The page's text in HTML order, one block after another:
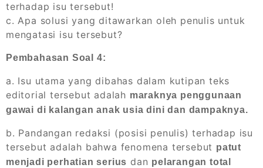
terhadap isu tersebut!
c. Apa solusi yang ditawarkan oleh penulis untuk
mengatasi isu tersebut?
Pembahasan Soal 4:
a. Isu utama yang dibahas dalam kutipan teks
editorial tersebut adalah maraknya penggunaan
gawai di kalangan anak usia dini dan dampaknya.
b. Pandangan redaksi (posisi penulis) terhadap isu
tersebut adalah bahwa fenomena tersebut patut
menjadi perhatian serius dan pelarangan total